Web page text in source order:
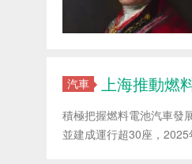
汽車 上海推動燃
積極把握燃料電池汽車發
並建成運行超30座，2025